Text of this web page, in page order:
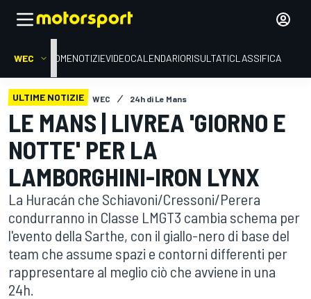
WEC HOMENOTIZIEVIDEOCALENDARIORISULTATICLASSIFICA
ULTIME NOTIZIE WEC 24h di Le Mans
LE MANS | LIVREA 'GIORNO E
NOTTE' PER LA
LAMBORGHINI-IRON LYNX
La Huracán che Schiavoni/Cressoni/Perera
condurranno in Classe LMGT3 cambia schema per
l'evento della Sarthe, con il giallo-nero di base del
team che assume spazi e contorni differenti per
rappresentare al meglio ciò che avviene in una
24h.